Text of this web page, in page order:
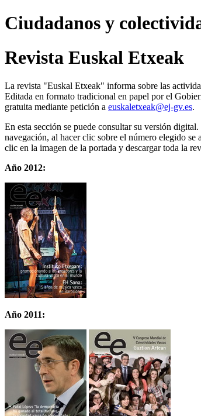
Ciudadanos y
Revista Euskal Etxeak
La revista "Euskal Etxeak" informa sobre las
Editada en formato tradicional en papel por el
gratuita mediante petición a euskaletxeak@ej-gv.es.
En esta sección se puede consultar su versión
navegación, al hacer clic sobre el número elegido
clic en la imagen de la portada y descargar toda la
Año 2012:
Año 2011: